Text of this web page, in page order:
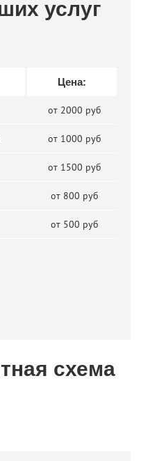
схема
услуг
Цена:
от 2000 руб
от 1000 руб
от 1500 руб
от 800 руб
от 500 руб